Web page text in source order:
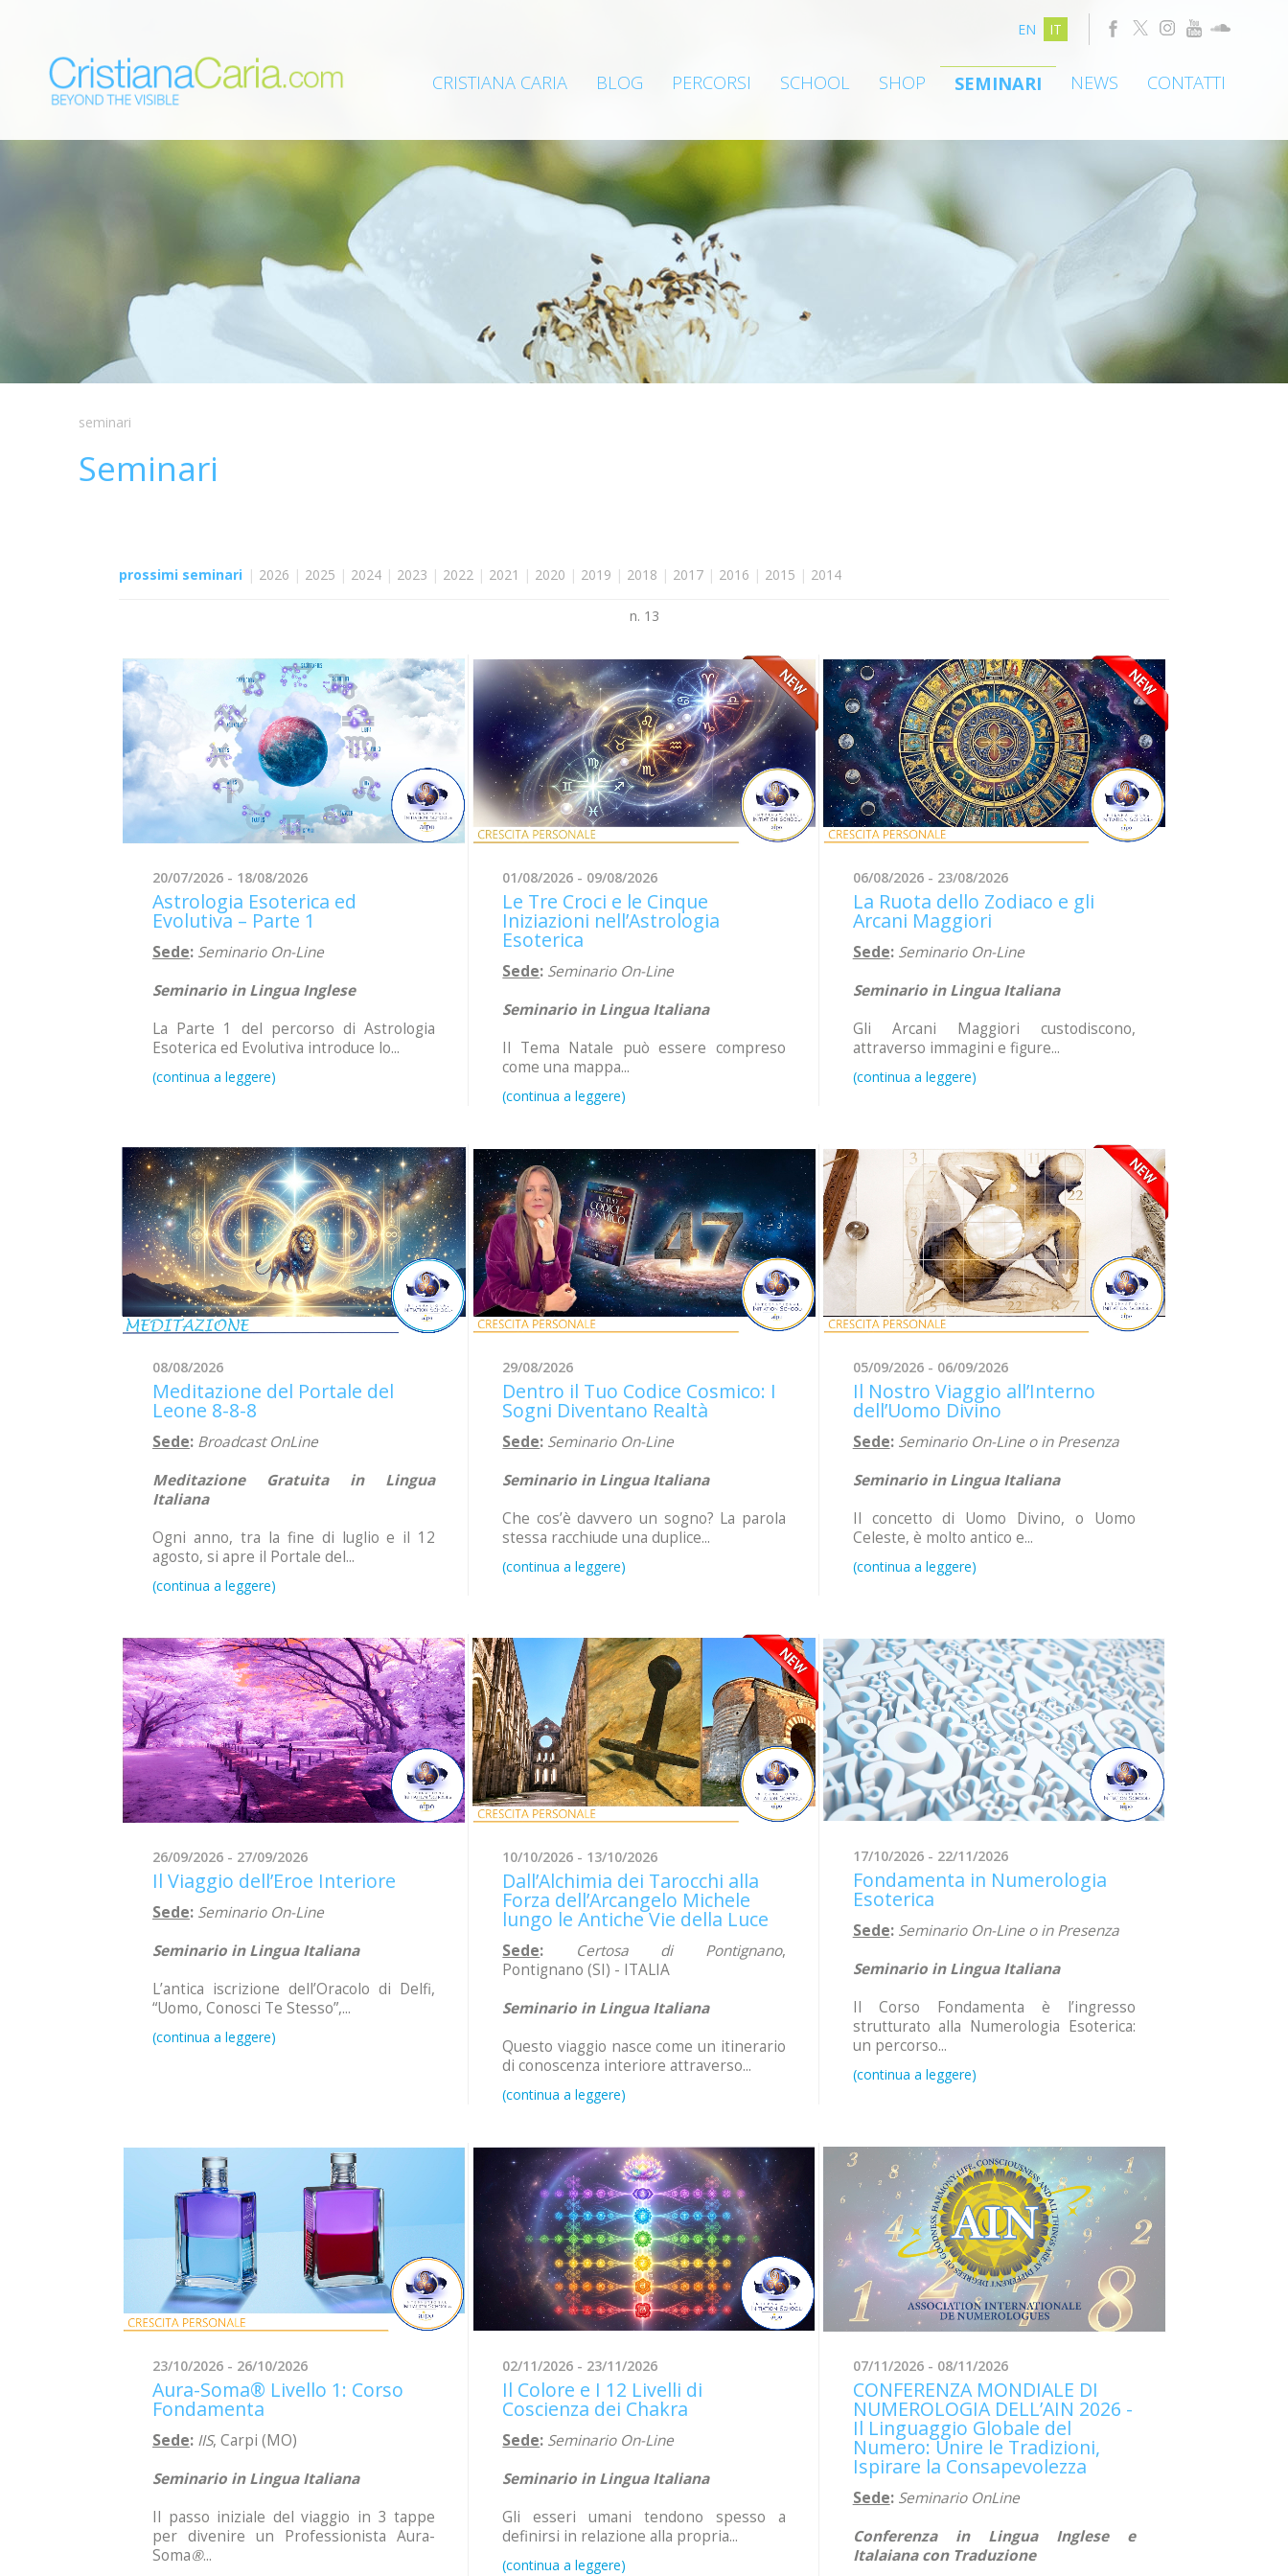
EN IT
CRISTIANA CARIA BLOG PERCORSI SCHOOL SHOP SEMINARI NEWS CONTATTI
seminari
Seminari
prossimi seminari | 2026 | 2025 | 2024 | 2023 | 2022 | 2021 | 2020 | 2019 | 2018 | 2017 | 2016 | 2015 | 2014
n. 13
20/07/2026 - 18/08/2026
Astrologia Esoterica ed
Evolutiva – Parte 1
Sede: Seminario On-Line
Seminario in Lingua Inglese
La Parte 1 del percorso di Astrologia
Esoterica ed Evolutiva introduce lo...
01/08/2026 - 09/08/2026
Le Tre Croci e le Cinque
Iniziazioni nell’Astrologia
Esoterica
Sede: Seminario On-Line
Seminario in Lingua Italiana
Il Tema Natale può essere compreso
come una mappa...
06/08/2026 - 23/08/2026
La Ruota dello Zodiaco e gli
Arcani Maggiori
Sede: Seminario On-Line
Seminario in Lingua Italiana
Gli Arcani Maggiori custodiscono,
attraverso immagini e figure...
08/08/2026
Meditazione del Portale del
Leone 8-8-8
Sede: Broadcast OnLine
Meditazione Gratuita in Lingua
Italiana
Ogni anno, tra la fine di luglio e il 12
agosto, si apre il Portale del...
29/08/2026
Dentro il Tuo Codice Cosmico: I
Sogni Diventano Realtà
Sede: Seminario On-Line
Seminario in Lingua Italiana
Che cos’è davvero un sogno? La parola
stessa racchiude una duplice...
05/09/2026 - 06/09/2026
Il Nostro Viaggio all’Interno
dell’Uomo Divino
Sede: Seminario On-Line o in Presenza
Seminario in Lingua Italiana
Il concetto di Uomo Divino, o Uomo
Celeste, è molto antico e...
26/09/2026 - 27/09/2026
Il Viaggio dell’Eroe Interiore
Sede: Seminario On-Line
Seminario in Lingua Italiana
L’antica iscrizione dell’Oracolo di Delfi,
“Uomo, Conosci Te Stesso”,...
10/10/2026 - 13/10/2026
Dall’Alchimia dei Tarocchi alla
Forza dell’Arcangelo Michele
lungo le Antiche Vie della Luce
Sede: Certosa di Pontignano,
Pontignano (SI) - ITALIA
Seminario in Lingua Italiana
Questo viaggio nasce come un itinerario
di conoscenza interiore attraverso...
17/10/2026 - 22/11/2026
Fondamenta in Numerologia
Esoterica
Sede: Seminario On-Line o in Presenza
Seminario in Lingua Italiana
Il Corso Fondamenta è l’ingresso
strutturato alla Numerologia Esoterica:
un percorso...
23/10/2026 - 26/10/2026
Aura-Soma® Livello 1: Corso
Fondamenta
Sede: IIS, Carpi (MO)
Seminario in Lingua Italiana
Il passo iniziale del viaggio in 3 tappe
per divenire un Professionista Aura-
Soma®...
02/11/2026 - 23/11/2026
Il Colore e I 12 Livelli di
Coscienza dei Chakra
Sede: Seminario On-Line
Seminario in Lingua Italiana
Gli esseri umani tendono spesso a
definirsi in relazione alla propria...
07/11/2026 - 08/11/2026
CONFERENZA MONDIALE DI
NUMEROLOGIA DELL’AIN 2026 -
Il Linguaggio Globale del
Numero: Unire le Tradizioni,
Ispirare la Consapevolezza
Sede:Seminario OnLine
Conferenza in Lingua Inglese e
Italaiana con Traduzione